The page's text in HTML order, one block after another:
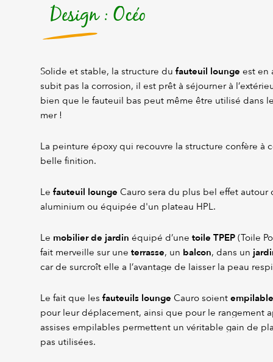
Design : Océo
Solide et stable, la structure du fauteuil lounge est en
subit pas la corrosion, il est prêt à séjourner à
bien que le fauteuil bas peut même être utilisé dans
mer !
La peinture époxy qui recouvre la structure confère à
belle finition.
Le fauteuil lounge Cauro sera du plus bel effet
aluminium ou équipée d'un plateau HPL.
Le mobilier de jardin équipé d’une toile TPEP (Toile
fait merveille sur une terrasse, un balcon, dans un
car de surcroît elle a l’avantage de laisser la peau
Le fait que les fauteuils lounge Cauro soient
pour leur déplacement, ainsi que pour le rangement
assises empilables permettent un véritable gain de
pas utilisées.